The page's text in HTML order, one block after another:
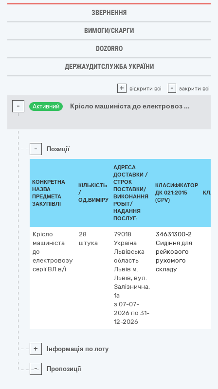
ЗВЕРНЕННЯ
ВИМОГИ/СКАРГИ
DOZORRO
ДЕРЖАУДИТСЛУЖБА УКРАЇНИ
+ відкрити всі - закрити всі
- Активний Крісло машиніста до електровоз ...
- Позиції
КОНКРЕТНА
НАЗВА
ПРЕДМЕТА
ЗАКУПІВЛІ
КІЛЬКІСТЬ
/
ОД.ВИМІРУ
АДРЕСА
ДОСТАВКИ /
СТРОК
ПОСТАВКИ/
ВИКОНАННЯ
РОБІТ/
НАДАННЯ
ПОСЛУГ:
КЛАСИФІКАТОР
ДК 021:2015
(CPV)
Крісло
машиніста
до
електровозу
серії ВЛ в/і
28
штука
79018
Україна
Львівська
область
Львів м.
Львів, вул.
Залізнична,
1а
з 07-07-
2026 по 31-
12-2026
34631300-2
Сидіння для
рейкового
рухомого
складу
+ Інформація по лоту
- Пропозиції